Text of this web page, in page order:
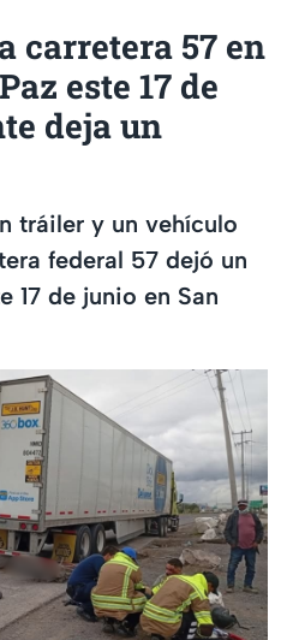
carretera 57 en
este 17 de
deja un
tráiler y un vehículo
federal 57 dejó un
17 de junio en San